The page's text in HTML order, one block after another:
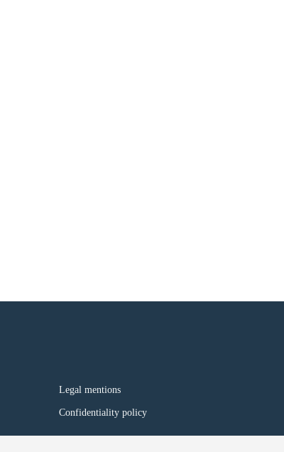
Legal mentions
Confidentiality policy